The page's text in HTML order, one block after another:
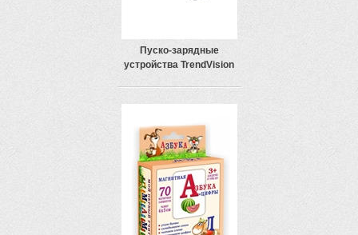
Пуско-зарядные
устройства TrendVision